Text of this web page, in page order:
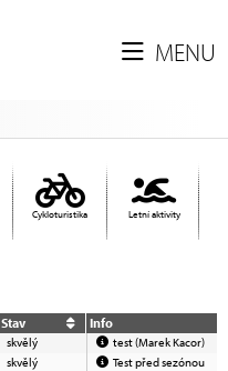
MENU
Cykloturistika Letní aktivity
Stav Info
skvělý
test (Marek Kacor)
skvělý
Test před sezónou